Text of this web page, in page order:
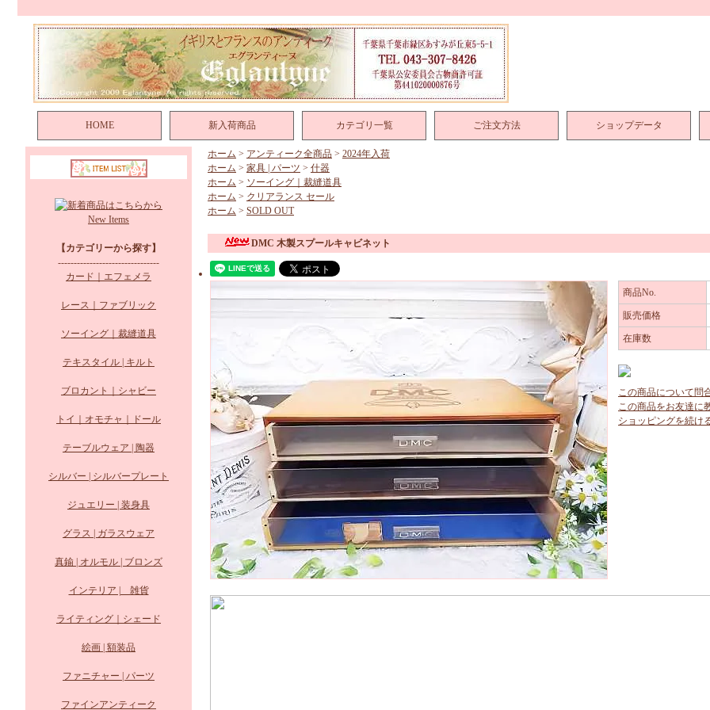
HOME 新入荷商品 カテゴリ一覧 ご注文方法 ショップデータ
New Items
【カテゴリーから探す】
--------------------------------
カード｜エフェメラ
レース｜ファブリック
ソーイング｜裁縫道具
テキスタイル | キルト
ブロカント｜シャビー
トイ｜オモチャ｜ドール
テーブルウェア | 陶器
シルバー | シルバープレート
ジュエリー | 装身具
グラス | ガラスウェア
真鍮 | オルモル | ブロンズ
インテリア | 雑貨
ライティング｜シェード
絵画 | 額装品
ファニチャー | パーツ
ファインアンティーク
ホーム > アンティーク全商品 > 2024年入荷
ホーム > 家具 | パーツ > 什器
ホーム > ソーイング｜裁縫道具
ホーム > クリアランス セール
ホーム > SOLD OUT
DMC 木製スプールキャビネット
商品No.
販売価格
在庫数
この商品について問
この商品をお友達に
ショッピングを続け